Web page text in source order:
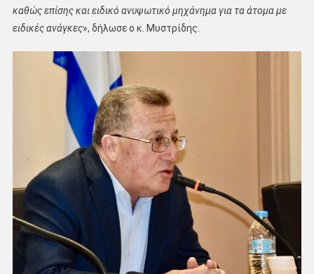
καθώς επίσης και ειδικό ανυψωτικό μηχάνημα για τα άτομα με
ειδικές ανάγκες», δήλωσε ο κ. Μυστρίδης.